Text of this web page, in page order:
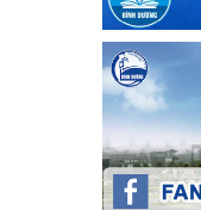
Phát động, triển
cười ngày mai" dành
năm học 2023-2024
Phát động, triển khai
ngày mai" dành cho
Ngày ban hành: 22/11/